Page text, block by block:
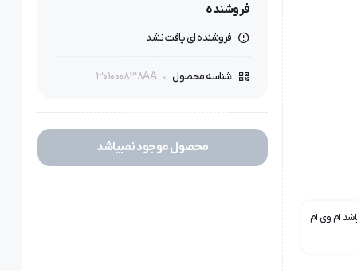
تیگو ۷ پرو هیبرید می باشد ام وی ام
فروشنده
فروشنده ای یافت نشد
شناسه محصول 301000838AA
محصول موجود نمیباشد